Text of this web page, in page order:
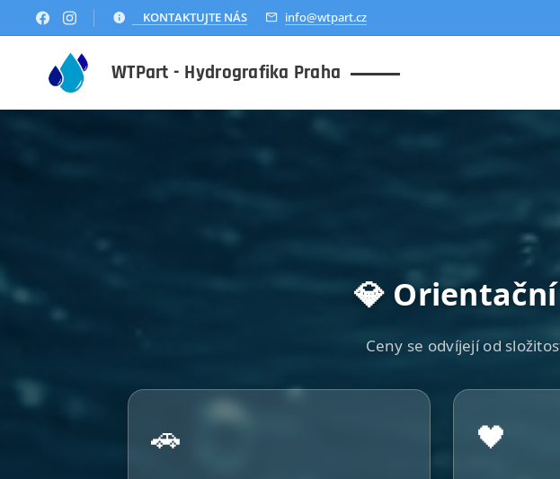
KONTAKTUJTE NÁS info@wtpart.cz
WTPart - Hydrografika Praha
💎
Ceny se odvíjejí od
🚗 🖤